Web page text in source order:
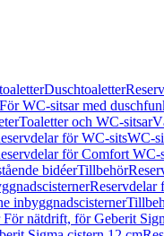
Duschtoaletter
För WC-sitsar med
Toaletter och WC-sitsar
för WC-sitsWC-
för Comfort WC-
bidéerTillbehör
Reservdelar
inbyggnadscisterner
För nätdrift, för Geberit